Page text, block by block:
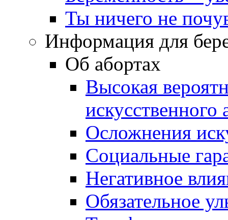
Ты ничего не
Информация для
Об абортах
Высокая
искусственного
Осложнения
Социальные
Негативное
Обязательное